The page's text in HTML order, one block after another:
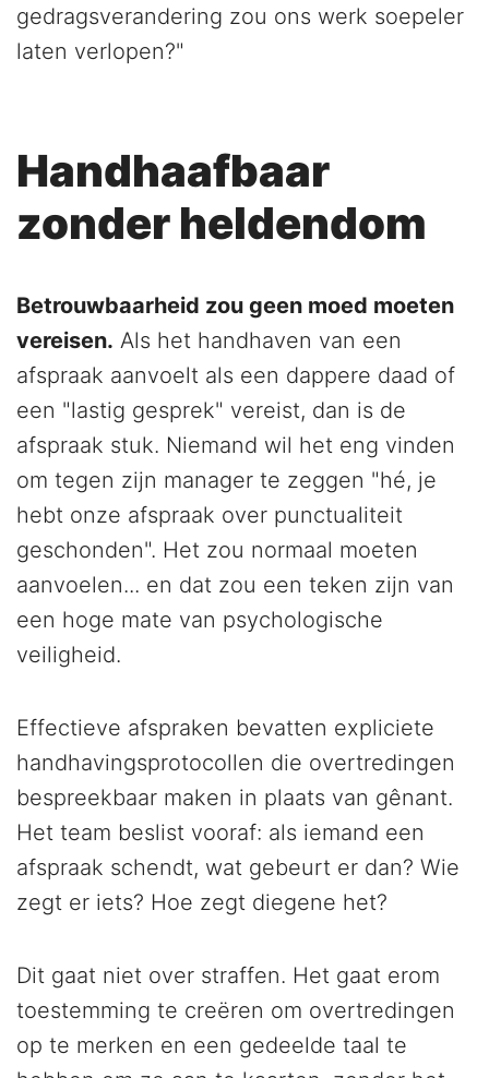
gedragsverandering zou ons werk soepeler
laten verlopen?"
Handhaafbaar
zonder heldendom
Betrouwbaarheid zou geen moed moeten
vereisen. Als het handhaven van een
afspraak aanvoelt als een dappere daad of
een "lastig gesprek" vereist, dan is de
afspraak stuk. Niemand wil het eng vinden
om tegen zijn manager te zeggen "hé, je
hebt onze afspraak over punctualiteit
geschonden". Het zou normaal moeten
aanvoelen... en dat zou een teken zijn van
een hoge mate van psychologische
veiligheid.
Effectieve afspraken bevatten expliciete
handhavingsprotocollen die overtredingen
bespreekbaar maken in plaats van gênant.
Het team beslist vooraf: als iemand een
afspraak schendt, wat gebeurt er dan? Wie
zegt er iets? Hoe zegt diegene het?
Dit gaat niet over straffen. Het gaat erom
toestemming te creëren om overtredingen
op te merken en een gedeelde taal te